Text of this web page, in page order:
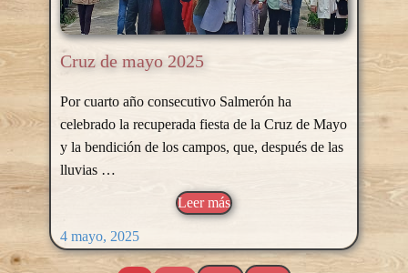
Cruz de mayo 2025
Por cuarto año consecutivo Salmerón ha
celebrado la recuperada fiesta de la Cruz de Mayo
y la bendición de los campos, que, después de las
lluvias …
Leer más
4 mayo, 2025